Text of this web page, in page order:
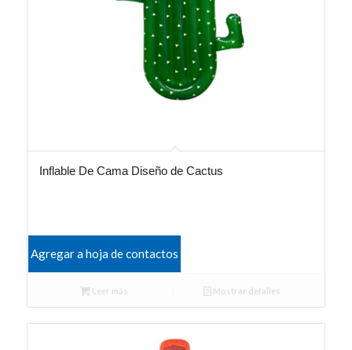
Inflable De Cama Diseño de Cactus
Agregar a hoja de contactos
Leer más Mostrar detalles